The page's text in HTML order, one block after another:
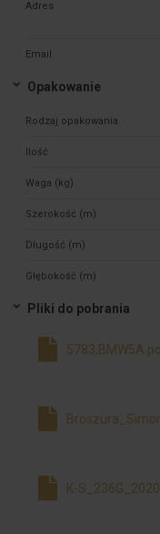
Adres
Email
Opakowanie
Rodzaj opakowania
Ilość
Waga (kg)
Szerokość (m)
Długość (m)
Głębokość (m)
Pliki do pobrania
K-